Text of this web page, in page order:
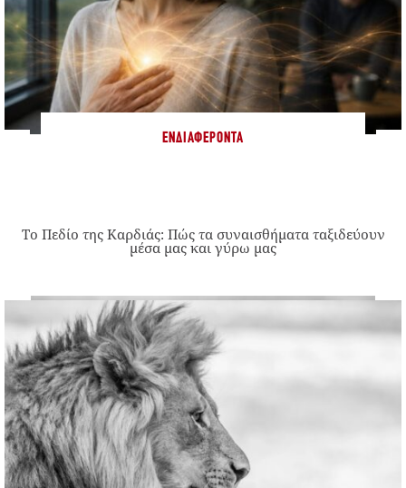
ΕΝΔΙΑΦΈΡΟΝΤΑ
Το Πεδίο της Καρδιάς: Πώς τα συναισθήματα ταξιδεύουν
μέσα μας και γύρω μας